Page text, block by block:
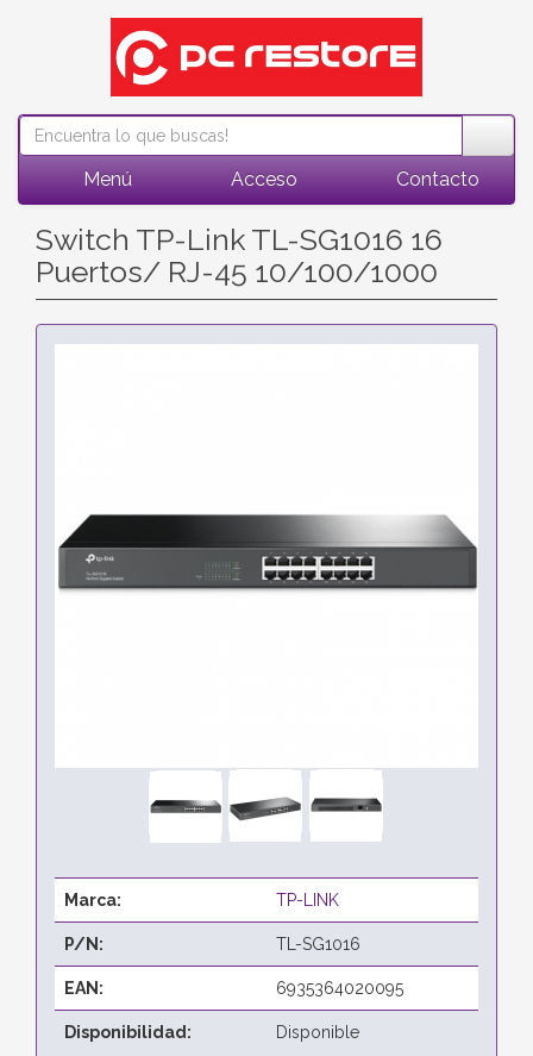
Menú Acceso Contacto
Switch TP-Link TL-SG1016 16
Puertos/ RJ-45 10/100/1000
Marca: TP-LINK
P/N: TL-SG1016
EAN: 6935364020095
Disponibilidad: Disponible